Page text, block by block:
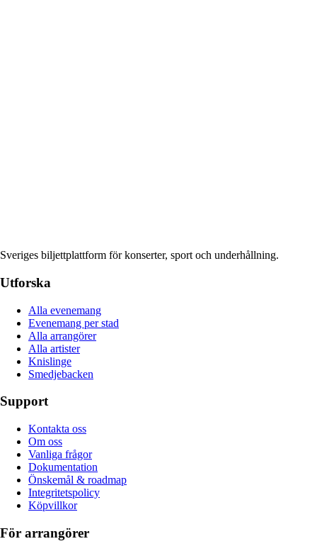
Sveriges biljettplattform för konserter, sport och underhållning.
Utforska
Alla evenemang
Evenemang per stad
Alla arrangörer
Alla artister
Knislinge
Smedjebacken
Support
Kontakta oss
Om oss
Vanliga frågor
Dokumentation
Önskemål & roadmap
Integritetspolicy
Köpvillkor
För arrangörer